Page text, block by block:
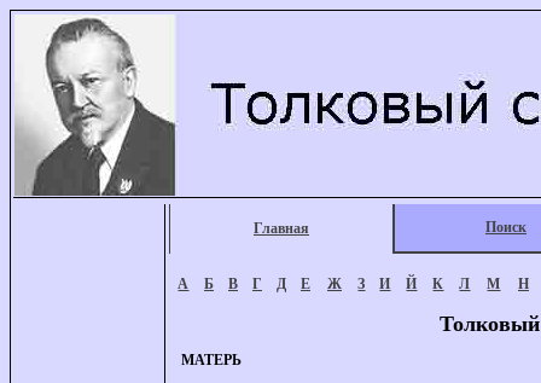
Главная Поиск
А Б В Г Д Е Ж З И Й К Л М Н
МАТЕРЬ